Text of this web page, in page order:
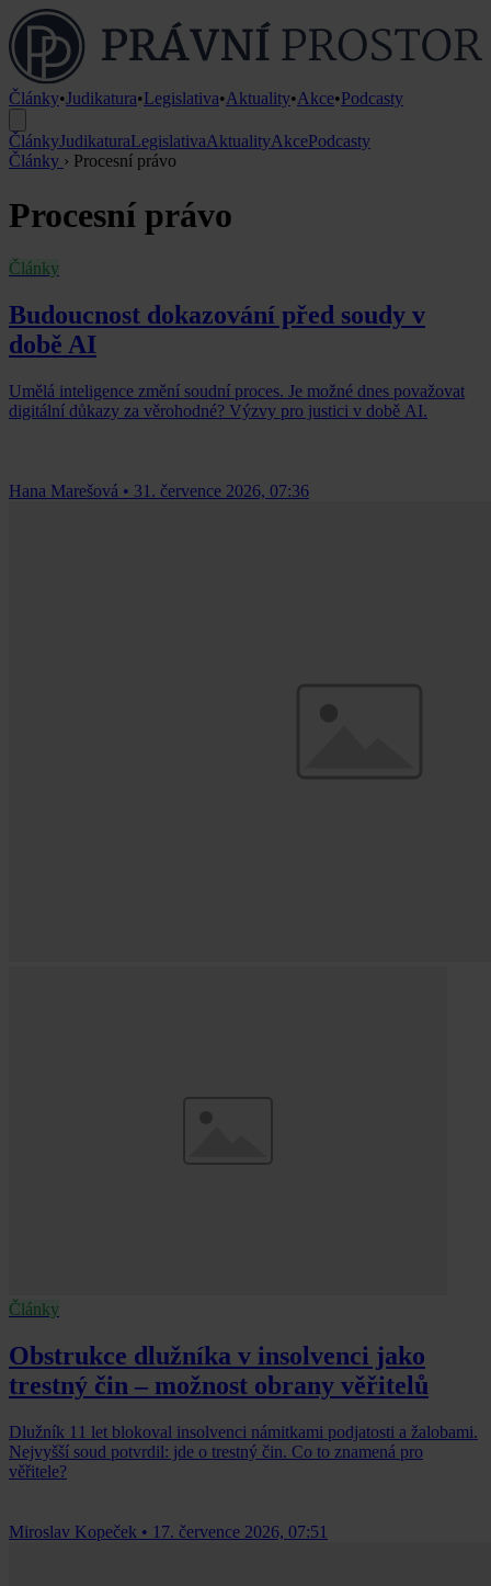
Články•Judikatura•Legislativa•Aktuality•Akce•Podcasty
ČlánkyJudikaturaLegislativaAktualityAkcePodcasty
Články › Procesní právo
Procesní právo
Články
Budoucnost dokazování před soudy v
době AI
Umělá inteligence změní soudní proces. Je možné dnes považovat
digitální důkazy za věrohodné? Výzvy pro justici v době AI.
Hana Marešová • 31. července 2026, 07:36
Články
Obstrukce dlužníka v insolvenci jako
trestný čin – možnost obrany věřitelů
Dlužník 11 let blokoval insolvenci námitkami podjatosti a žalobami.
Nejvyšší soud potvrdil: jde o trestný čin. Co to znamená pro
věřitele?
Miroslav Kopeček • 17. července 2026, 07:51